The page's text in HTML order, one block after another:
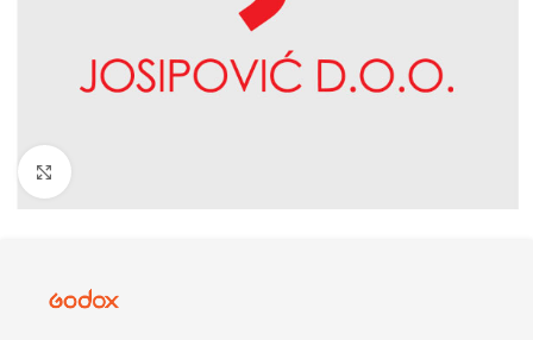
Click to enlarge